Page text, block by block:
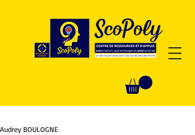
Audrey BOULOGNE